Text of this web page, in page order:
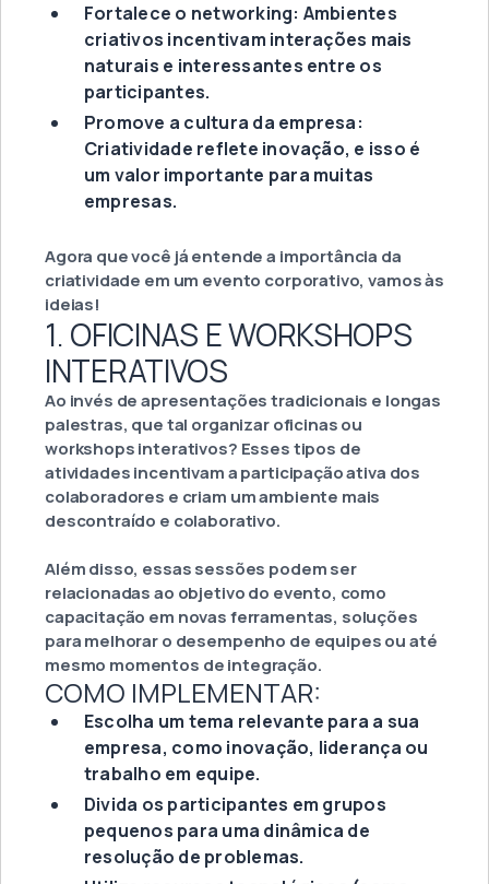
Fortalece o networking: Ambientes
criativos incentivam interações mais
naturais e interessantes entre os
participantes.
Promove a cultura da empresa:
Criatividade reflete inovação, e isso é
um valor importante para muitas
empresas.
Agora que você já entende a importância da
criatividade em um evento corporativo, vamos às
ideias!
1. OFICINAS E WORKSHOPS
INTERATIVOS
Ao invés de apresentações tradicionais e longas
palestras, que tal organizar oficinas ou
workshops interativos? Esses tipos de
atividades incentivam a participação ativa dos
colaboradores e criam um ambiente mais
descontraído e colaborativo.
Além disso, essas sessões podem ser
relacionadas ao objetivo do evento, como
capacitação em novas ferramentas, soluções
para melhorar o desempenho de equipes ou até
mesmo momentos de integração.
COMO IMPLEMENTAR:
Escolha um tema relevante para a sua
empresa, como inovação, liderança ou
trabalho em equipe.
Divida os participantes em grupos
pequenos para uma dinâmica de
resolução de problemas.